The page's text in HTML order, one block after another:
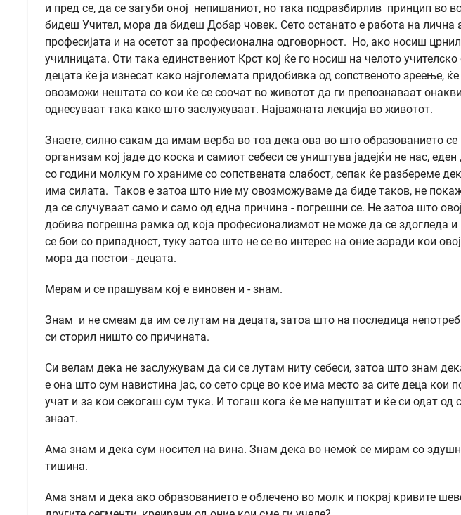
и пред се, да се загуби оној непишаниот, но така подразбирлив принцип во
бидеш Учител, мора да бидеш Добар човек. Сето останато е работа на лична
професијата и на осетот за професионална одговорност. Но, ако носиш
училницата. Оти така единствениот Крст кој ќе го носиш на челото
децата ќе ја изнесат како најголемата придобивка од сопственото зреење,
овозможи нештата со кои ќе се соочат во животот да ги препознаваат
однесуваат така како што заслужуваат. Најважната лекција во животот.
Знаете, силно сакам да имам верба во тоа дека ова во што образованието се
организам кој јаде до коска и самиот себеси се уништува јадејќи не нас,
со години молкум го храниме со сопствената слабост, сепак ќе разбереме
има силата. Таков е затоа што ние му овозможуваме да биде таков, не
да се случуваат само и само од една причина - погрешни се. Не затоа што
добива погрешна рамка од која професионализмот не може да се здогледа и
се бои со припадност, туку затоа што не се во интерес на оние заради кои
мора да постои - децата.
Мерам и се прашувам кој е виновен и - знам.
Знам и не смеам да им се лутам на децата, затоа што на последица
си сторил ништо со причината.
Си велам дека не заслужувам да си се лутам ниту себеси, затоа што знам
е она што сум навистина јас, со сето срце во кое има место за сите деца кои
учат и за кои секогаш сум тука. И тогаш кога ќе ме напуштат и ќе си одат од
знаат.
Ама знам и дека сум носител на вина. Знам дека во немоќ се мирам со
тишина.
Ама знам и дека ако образованието е облечено во молк и покрај кривите